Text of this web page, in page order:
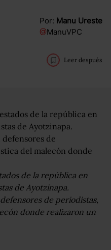
Por: Manu Ureste
@ManuVPC
Leer después
de la república en
de Ayotzinapa.
de periodistas,
donde realizaron un